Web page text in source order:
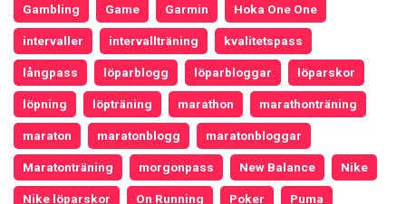
Gambling Game Garmin Hoka One One
intervaller intervallträning kvalitetspass
långpass löparblogg löparbloggar löparskor
löpning löpträning marathon marathonträning
maraton maratonblogg maratonbloggar
Maratonträning morgonpass New Balance Nike
Nike löparskor On Running Poker Puma